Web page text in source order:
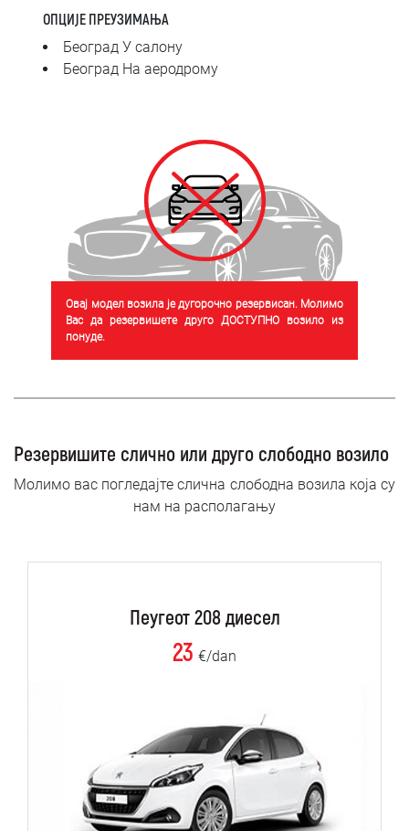
ОПЦИЈЕ ПРЕУЗИМАЊА
Београд У салону
Београд На аеродрому
Овај модел возила је дугорочно резервисан. Молимо
Вас да резервишете друго ДОСТУПНО возило из
понуде.
Резервишите слично или друго слободно возило
Молимо вас погледајте слична слободна возила која су
нам на располагању
Пеугеот 208 диесел
23 €/dan